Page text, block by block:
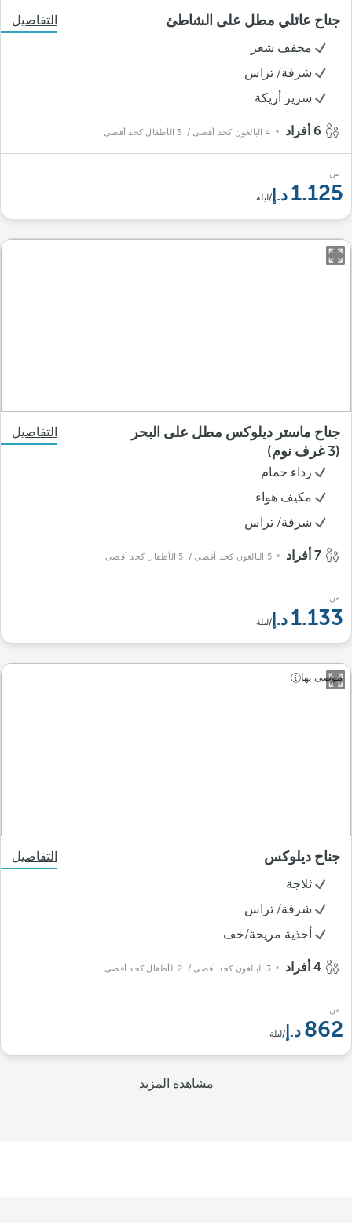
جناح عائلي مطل على الشاطئ
التفاصيل
مجفف شعر
شرفة/ تراس
سرير أريكة
4 البالغون كحد أقصى / 3 الأطفال كحد أقصى
من
1.125 /ليلة
جناح ماستر ديلوكس مطل على البحر
(3 غرف نوم)
التفاصيل
رداء حمام
مكيف هواء
شرفة/ تراس
5 البالغون كحد أقصى / 5 الأطفال كحد أقصى
من
1.133 /ليلة
موصى بها
جناح ديلوكس
التفاصيل
ثلاجة
شرفة/ تراس
أحذية مريحة/خف
3 البالغون كحد أقصى / 2 الأطفال كحد أقصى
من
862 /ليلة
مشاهدة المزيد